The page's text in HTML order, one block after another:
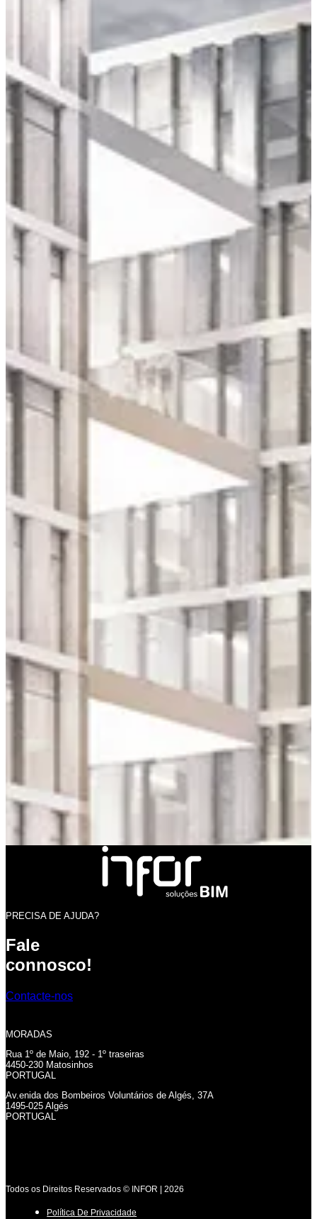
PRECISA DE AJUDA?
Fale
connosco!
Contacte-nos
MORADAS
Rua 1º de Maio, 192 - 1º traseiras
4450-230 Matosinhos
PORTUGAL
Av.enida dos Bombeiros Voluntários de Algés, 37A
1495-025 Algés
PORTUGAL
Todos os Direitos Reservados © INFOR | 2026
Política De Privacidade